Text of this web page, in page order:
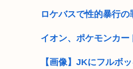
ロケバスで性的暴行
イオン、ポケモンカー
【画像】JKにフルボ